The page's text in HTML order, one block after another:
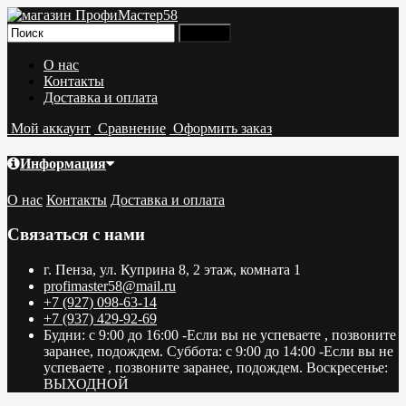
О нас
Контакты
Доставка и оплата
Мой аккаунт Сравнение Оформить заказ
Информация
О нас Контакты Доставка и оплата
Связаться с нами
г. Пенза, ул. Куприна 8, 2 этаж, комната 1
profimaster58@mail.ru
+7 (927) 098-63-14
+7 (937) 429-92-69
Будни: с 9:00 до 16:00 -Если вы не успеваете , позвоните
заранее, подождем. Суббота: с 9:00 до 14:00 -Если вы не
успеваете , позвоните заранее, подождем. Воскресенье:
ВЫХОДНОЙ